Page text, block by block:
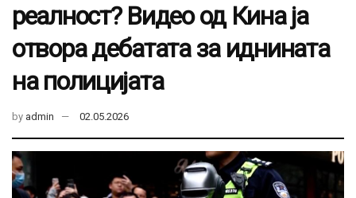
реалност? Видео од Кина ја
отвора дебатата за иднината
на полицијата
by admin 02.05.2026